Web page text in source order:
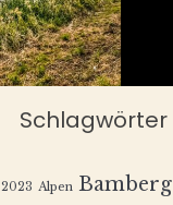
Schlagwörter
2023 Alpen Bamberg